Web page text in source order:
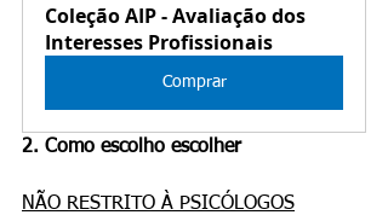
Coleção AIP - Avaliação dos
Interesses Profissionais
Comprar
2. Como escolho escolher
NÃO RESTRITO À PSICÓLOGOS